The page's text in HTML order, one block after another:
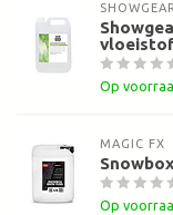
SHOWGEAR
Op
MAGIC FX
Op